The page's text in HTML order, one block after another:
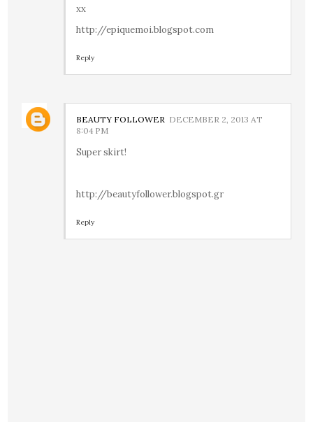
xx
http://epiquemoi.blogspot.com
Reply
BEAUTY FOLLOWER DECEMBER 2, 2013 AT
8:04 PM
Super skirt!
http://beautyfollower.blogspot.gr
Reply